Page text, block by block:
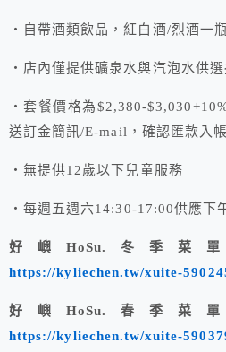
・自帶酒類飲品，紅白酒/烈酒一
・店內僅提供礦泉水與汽泡水供
・套餐價格為$2,380-
送訂金簡訊/E-mail，確認匯款入
・無提供12歲以下兒童服務
・每週五週六14:30-17:00供應下
好嶼HoSu.冬季菜
https://kyliechen.tw/xuite-
好嶼HoSu.春季菜
https://kyliechen.tw/xuite-